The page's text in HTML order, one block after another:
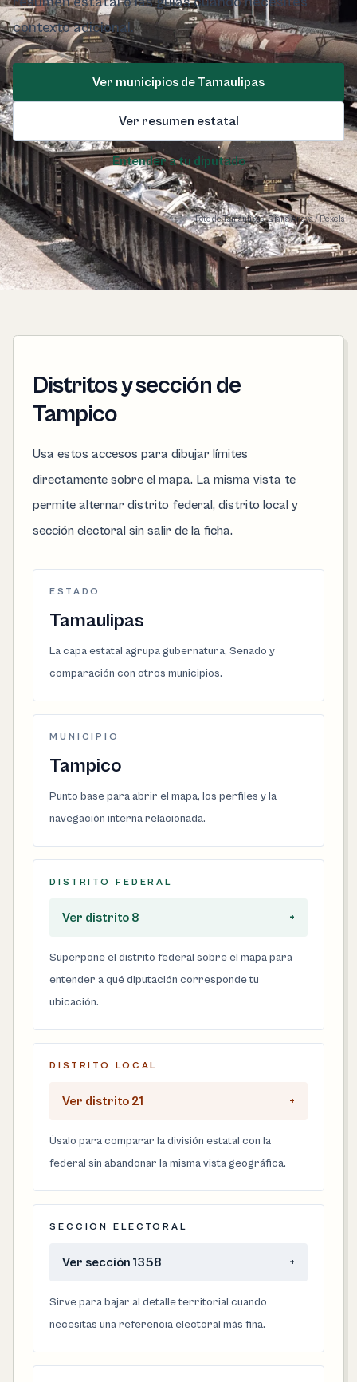
contexto adicional.
Ver municipios de Tamaulipas
Ver resumen estatal
Entender a tu diputado
Foto de Tamaulipas:Diana Anaya / Pexels
Distritos y sección de
Tampico
Usa estos accesos para dibujar límites
directamente sobre el mapa. La misma vista te
permite alternar distrito federal, distrito local y
sección electoral sin salir de la ficha.
ESTADO
Tamaulipas
La capa estatal agrupa gubernatura, Senado y
comparación con otros municipios.
MUNICIPIO
Tampico
Punto base para abrir el mapa, los perfiles y la
navegación interna relacionada.
DISTRITO FEDERAL
Ver distrito 8 +
Superpone el distrito federal sobre el mapa para
entender a qué diputación corresponde tu
ubicación.
DISTRITO LOCAL
Ver distrito 21 +
Úsalo para comparar la división estatal con la
federal sin abandonar la misma vista geográfica.
SECCIÓN ELECTORAL
Ver sección 1358 +
Sirve para bajar al detalle territorial cuando
necesitas una referencia electoral más fina.